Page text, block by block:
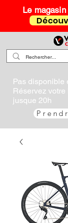
Le
Pas disponible
Réservez
jusque 20h